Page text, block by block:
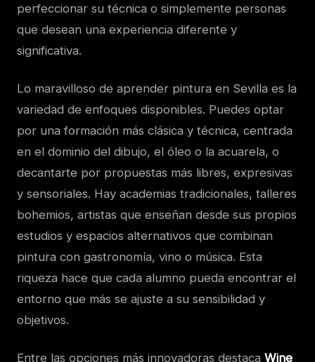
perfeccionar su técnica o simplemente personas
que desean una experiencia diferente y
significativa.
Lo maravilloso de aprender pintura en Sevilla es la
variedad de enfoques disponibles. Puedes optar
por una formación más clásica y técnica, centrada
en el dominio del dibujo, el óleo o la acuarela, o
decantarte por propuestas más libres, expresivas
y sensoriales. Hay academias tradicionales, talleres
bohemios, artistas que enseñan desde sus propios
estudios y espacios alternativos que combinan
pintura con gastronomía, vino o música. Esta
riqueza hace que cada alumno pueda encontrar el
entorno que más se ajuste a su sensibilidad y
objetivos.
Entre las opciones más innovadoras destaca Wine